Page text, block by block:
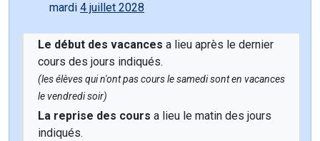
mardi 4 juillet 2028
Le début des vacances a lieu après le dernier
cours des jours indiqués.
(les élèves qui n'ont pas cours le samedi sont en vacances
le vendredi soir)
La reprise des cours a lieu le matin des jours
indiqués.